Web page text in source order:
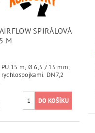
SPIRÁLOVÁ
M
15 m, Ø 6,5 / 15 mm,
DN7,2